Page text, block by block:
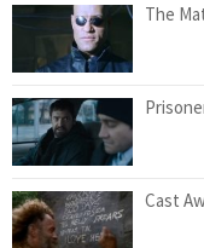
The
Cast